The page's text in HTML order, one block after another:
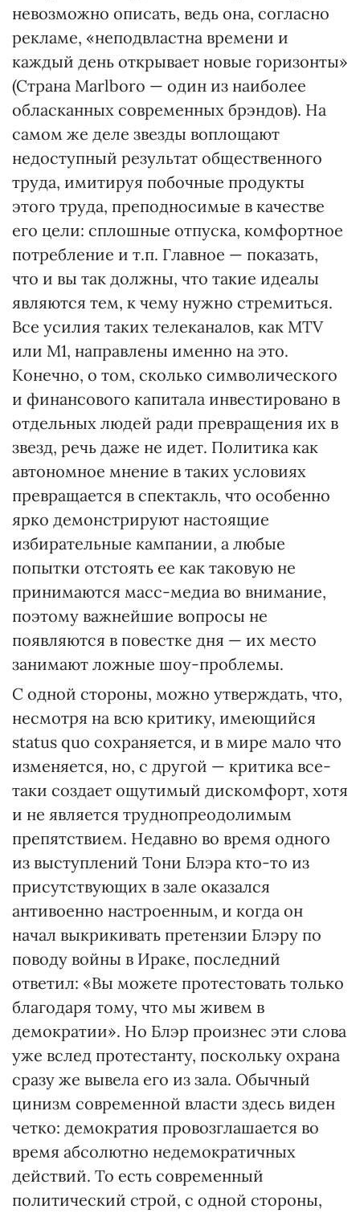
невозможно описать, ведь она, согласно
рекламе, «неподвластна времени и
каждый день открывает новые горизонты»
(Страна Marlboro — один из наиболее
обласканных современных брэндов). На
самом же деле звезды воплощают
недоступный результат общественного
труда, имитируя побочные продукты
этого труда, преподносимые в качестве
его цели: сплошные отпуска, комфортное
потребление и т.п. Главное — показать,
что и вы так должны, что такие идеалы
являются тем, к чему нужно стремиться.
Все усилия таких телеканалов, как MTV
или М1, направлены именно на это.
Конечно, о том, сколько символического
и финансового капитала инвестировано в
отдельных людей ради превращения их в
звезд, речь даже не идет. Политика как
автономное мнение в таких условиях
превращается в спектакль, что особенно
ярко демонстрируют настоящие
избирательные кампании, а любые
попытки отстоять ее как таковую не
принимаются масс-медиа во внимание,
поэтому важнейшие вопросы не
появляются в повестке дня — их место
занимают ложные шоу-проблемы.
С одной стороны, можно утверждать, что,
несмотря на всю критику, имеющийся
status quo сохраняется, и в мире мало что
изменяется, но, с другой — критика все-
таки создает ощутимый дискомфорт, хотя
и не является труднопреодолимым
препятствием. Недавно во время одного
из выступлений Тони Блэра кто-то из
присутствующих в зале оказался
антивоенно настроенным, и когда он
начал выкрикивать претензии Блэру по
поводу войны в Ираке, последний
ответил: «Вы можете протестовать только
благодаря тому, что мы живем в
демократии». Но Блэр произнес эти слова
уже вслед протестанту, поскольку охрана
сразу же вывела его из зала. Обычный
цинизм современной власти здесь виден
четко: демократия провозглашается во
время абсолютно недемократичных
действий. То есть современный
политический строй, с одной стороны,